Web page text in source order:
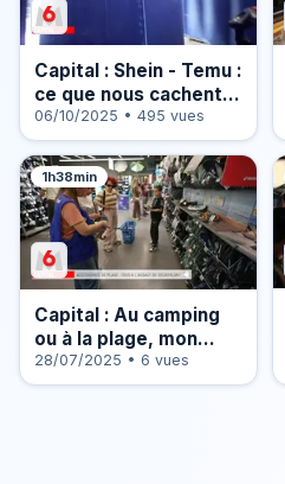
Capital : Shein - Temu :
ce que nous cachent
les géants du e-
commerce
06/10/2025 • 495 vues
1h38min
Capital : Au camping
ou à la plage, mon
confort à tout prix !
28/07/2025 • 6 vues